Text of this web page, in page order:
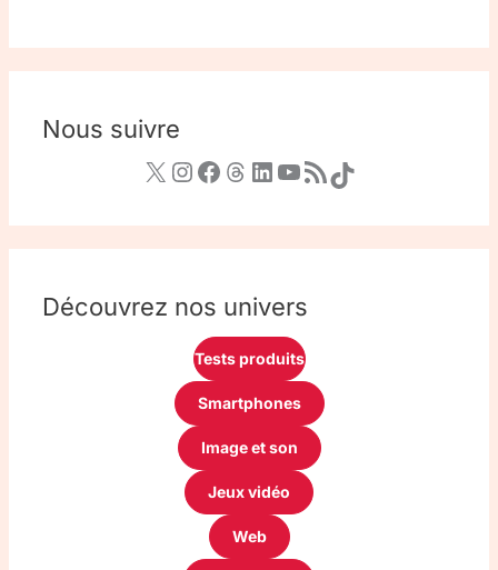
Nous suivre
Découvrez nos univers
Tests produits
Smartphones
Image et son
Jeux vidéo
Web